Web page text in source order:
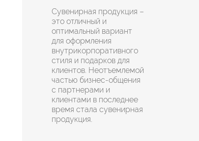
Сувенирная продукция –
это отличный и
оптимальный вариант
для оформления
внутрикорпоративного
стиля и подарков для
клиентов. Неотъемлемой
частью бизнес-общения
с партнерами и
клиентами в последнее
время стала сувенирная
продукция.